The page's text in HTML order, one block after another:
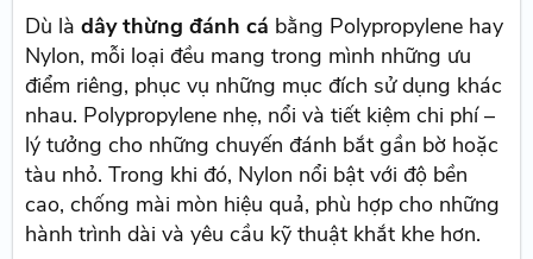
Dù làdây thừng đánh cá bằng Polypropylene hay
Nylon, mỗi loại đều mang trong mình những ưu
điểm riêng, phục vụ những mục đích sử dụng khác
nhau. Polypropylene nhẹ, nổi và tiết kiệm chi phí –
lý tưởng cho những chuyến đánh bắt gần bờ hoặc
tàu nhỏ. Trong khi đó, Nylon nổi bật với độ bền
cao, chống mài mòn hiệu quả, phù hợp cho những
hành trình dài và yêu cầu kỹ thuật khắt khe hơn.